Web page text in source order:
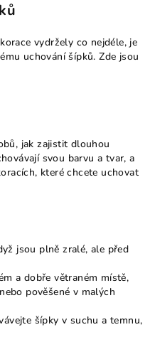
vydržely co nejdéle, je
uchování šípků. Zde jsou
jak zajistit dlouhou
svou barvu a tvar, a
které chcete uchovat
jsou plně zralé, ale před
a dobře větraném místě,
pověšené v malých
šípky v suchu a temnu,